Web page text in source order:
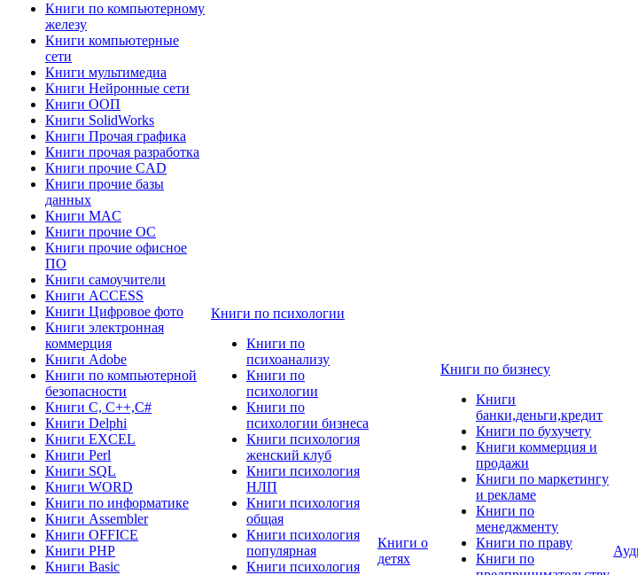
Книги по компьютерному
железу
Книги компьютерные
сети
Книги мультимедиа
Книги Нейронные сети
Книги ООП
Книги SolidWorks
Книги Прочая графика
Книги прочая разработка
Книги прочие CAD
Книги прочие базы
данных
Книги MAC
Книги прочие ОС
Книги прочие офисное
ПО
Книги самоучители
Книги ACCESS
Книги Цифровое фото
Книги электронная
коммерция
Книги Adobe
Книги по компьютерной
безопасности
Книги C, C++,С#
Книги Delphi
Книги EXCEL
Книги Perl
Книги SQL
Книги WORD
Книги по информатике
Книги Assembler
Книги OFFICE
Книги PHP
Книги Basic
Книги по психологии
Книги по
психоанализу
Книги по
психологии
Книги по
психологии бизнеса
Книги психология
женский клуб
Книги психология
НЛП
Книги психология
общая
Книги психология
популярная
Книги психология
Книги о
детях
Книги по бизнесу
Книги
банки,деньги,кредит
Книги по бухучету
Книги коммерция и
продажи
Книги по маркетингу
и рекламе
Книги по
менеджменту
Книги по праву
Книги по